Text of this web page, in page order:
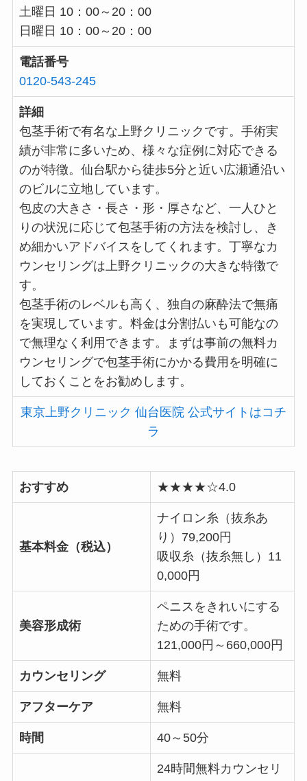
土曜日 10：00～20：00
日曜日 10：00～20：00
電話番号
0120-543-245
詳細
包茎手術で有名な上野クリニックです。手術実
績が非常に多いため、様々な症例に対応できる
のが特徴。仙台駅から徒歩5分と近い広瀬通沿い
のビルに立地しています。
包皮の大きさ・長さ・形・厚さなど、一人ひと
りの状況に応じて包茎手術の方法を検討し、き
め細かいアドバイスをしてくれます。丁寧なカ
ウンセリングは上野クリニックの大きな特徴で
す。
包茎手術のレベルも高く、独自の麻酔法で無痛
を実現しています。料金は分割払いも可能なの
で無理なく利用できます。まずは事前の無料カ
ウンセリングで包茎手術にかかる費用を明確に
しておくことをお勧めします。
東京上野クリニック 仙台医院 公式サイトはコチ
ラ
おすすめ ★★★★☆4.0
基本料金（税込）
ナイロン糸（抜糸あ
り）79,200円
吸収糸（抜糸無し）11
0,000円
美容形成術
ペニスをきれいにする
ための手術です。
121,000円～660,000円
カウンセリング 無料
アフターケア 無料
時間 40～50分
24時間無料カウンセリ